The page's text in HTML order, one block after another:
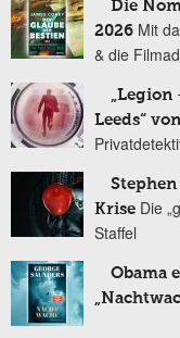
Die
2026 Mit
& die
Leeds“
Krise Die
Staffel
Obama